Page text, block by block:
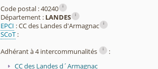
Code postal : 40240 i
Département : LANDES i
EPCI : CC des Landes d'Armagnac i
SCoT :
Adhérant à 4 intercommunalités
i
:
CC des Landes d´Armagnac